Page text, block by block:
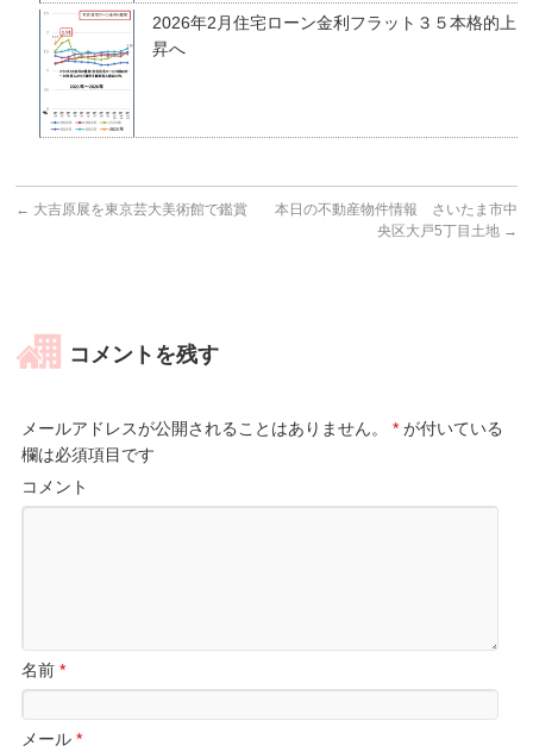
2026年2月住宅ローン金利フラット３５本格的上
昇へ
← 大吉原展を東京芸大美術館で鑑賞
本日の不動産物件情報 さいたま市中
央区大戸5丁目土地 →
コメントを残す
メールアドレスが公開されることはありません。 * が付いている
欄は必須項目です
コメント
名前*
メール*